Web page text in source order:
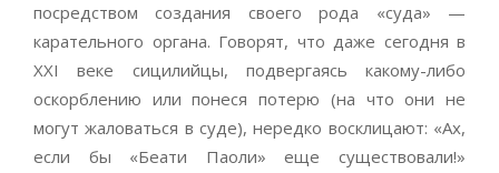
посредством создания своего рода «суда» —
карательного органа. Говорят, что даже сегодня в
XXI веке сицилийцы, подвергаясь какому-либо
оскорблению или понеся потерю (на что они не
могут жаловаться в суде), нередко восклицают: «Ах,
если бы «Беати Паоли» еще существовали!»